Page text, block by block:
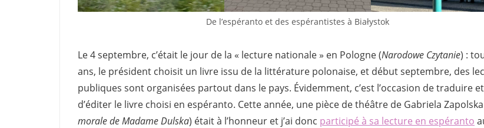
De l’espéranto et des espérantistes à Białystok
Le 4 septembre, c’était le jour de la « lecture nationale » en Pologne (Narodowe Czytanie) :
ans, le président choisit un livre issu de la littérature polonaise, et début septembre, des
publiques sont organisées partout dans le pays. Évidemment, c’est l’occasion de traduire et
d’éditer le livre choisi en espéranto. Cette année, une pièce de théâtre de Gabriela
morale de Madame Dulska) était à l’honneur et j’ai donc participé à sa lecture en espéranto